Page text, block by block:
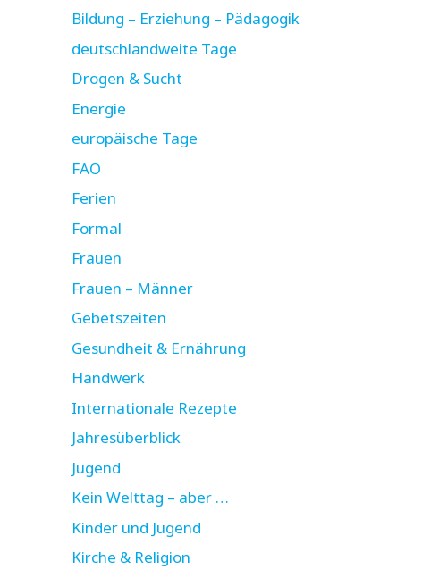
Bildung – Erziehung – Pädagogik
deutschlandweite Tage
Drogen & Sucht
Energie
europäische Tage
FAO
Ferien
Formal
Frauen
Frauen – Männer
Gebetszeiten
Gesundheit & Ernährung
Handwerk
Internationale Rezepte
Jahresüberblick
Jugend
Kein Welttag – aber …
Kinder und Jugend
Kirche & Religion